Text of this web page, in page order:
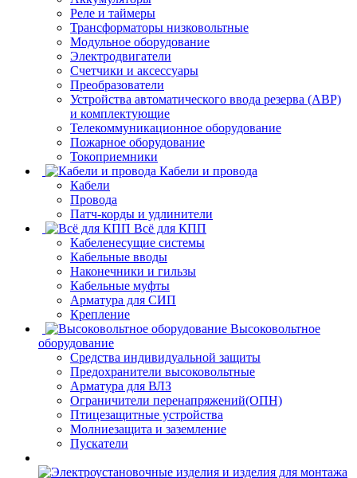
Реле и таймеры
Трансформаторы низковольтные
Модульное оборудование
Электродвигатели
Счетчики и аксессуары
Преобразователи
Устройства автоматического ввода резерва (АВР)
и комплектующие
Телекоммуникационное оборудование
Пожарное оборудование
Токоприемники
Кабели и провода
Кабели
Провода
Патч-корды и удлинители
Всё для КПП
Кабеленесущие системы
Кабельные вводы
Наконечники и гильзы
Кабельные муфты
Арматура для СИП
Крепление
Высоковольтное
оборудование
Средства индивидуальной защиты
Предохранители высоковольтные
Арматура для ВЛЗ
Ограничители перенапряжений(ОПН)
Птицезащитные устройства
Молниезащита и заземление
Пускатели